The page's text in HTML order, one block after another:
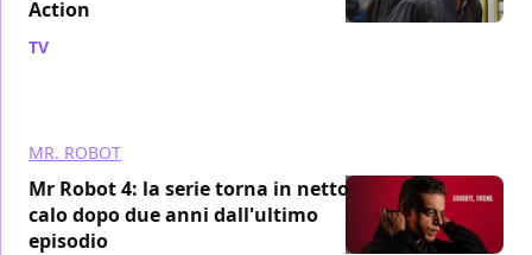
Action
TV
MR. ROBOT
Mr Robot 4: la serie torna in netto
calo dopo due anni dall'ultimo
episodio